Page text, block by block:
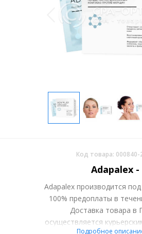
Код товара: 000840-
Adapalex -
Adapalex производится
100% предоплаты в
Доставка товара в
осуществляется
Подробное